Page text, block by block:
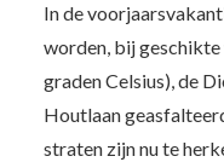
In de
worden, bij
graden Celsius), de
Houtlaan
straten zijn nu te